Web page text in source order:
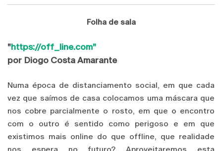
Folha de sala
"https://off_line.com"
por Diogo Costa Amarante
Numa época de distanciamento social, em que cada
vez que saímos de casa colocamos uma máscara que
nos cobre parcialmente o rosto, em que o encontro
com o outro é sentido como perigoso e em que
existimos mais online do que offline, que realidade